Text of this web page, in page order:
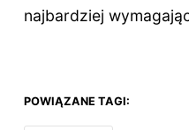
najbardziej
POWIĄZANE TAGI: